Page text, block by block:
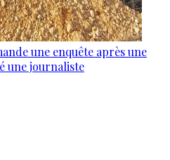
une enquête après une
une journaliste